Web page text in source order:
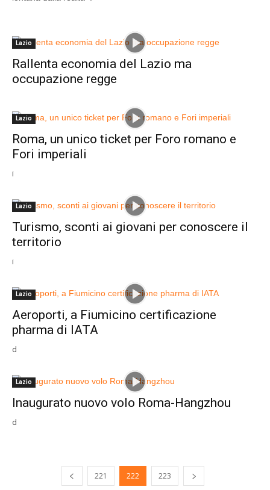
Lazio
Rallenta economia del Lazio ma
occupazione regge
Lazio
Roma, un unico ticket per Foro romano e
Fori imperiali
i
Lazio
Turismo, sconti ai giovani per conoscere il
territorio
i
Lazio
Aeroporti, a Fiumicino certificazione
pharma di IATA
d
Lazio
Inaugurato nuovo volo Roma-Hangzhou
d
221 222 223